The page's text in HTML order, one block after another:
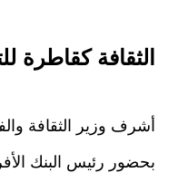
الثقافة كقاطرة
أشرف وزير الثقافة
بحضور رئيس البنك